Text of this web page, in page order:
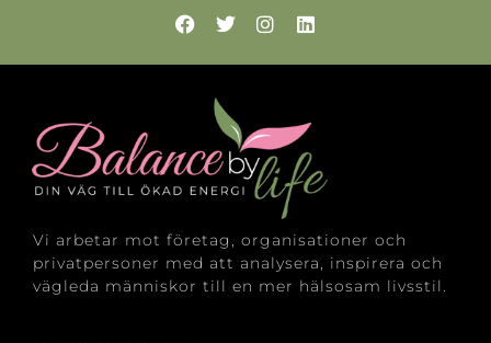
Vi arbetar mot företag, organisationer och
privatpersoner med att analysera, inspirera och
vägleda människor till en mer hälsosam livsstil.